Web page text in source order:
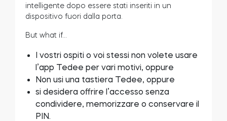
Adattatori
Casa acces
intelligente dopo essere stati inseriti in un
dispositivo fuori dalla porta.
But what if…
I vostri ospiti o voi stessi non volete usare
l’app Tedee per vari motivi, oppure
Non usi una tastiera Tedee, oppure
si desidera offrire l’accesso senza
condividere, memorizzare o conservare il
PIN.